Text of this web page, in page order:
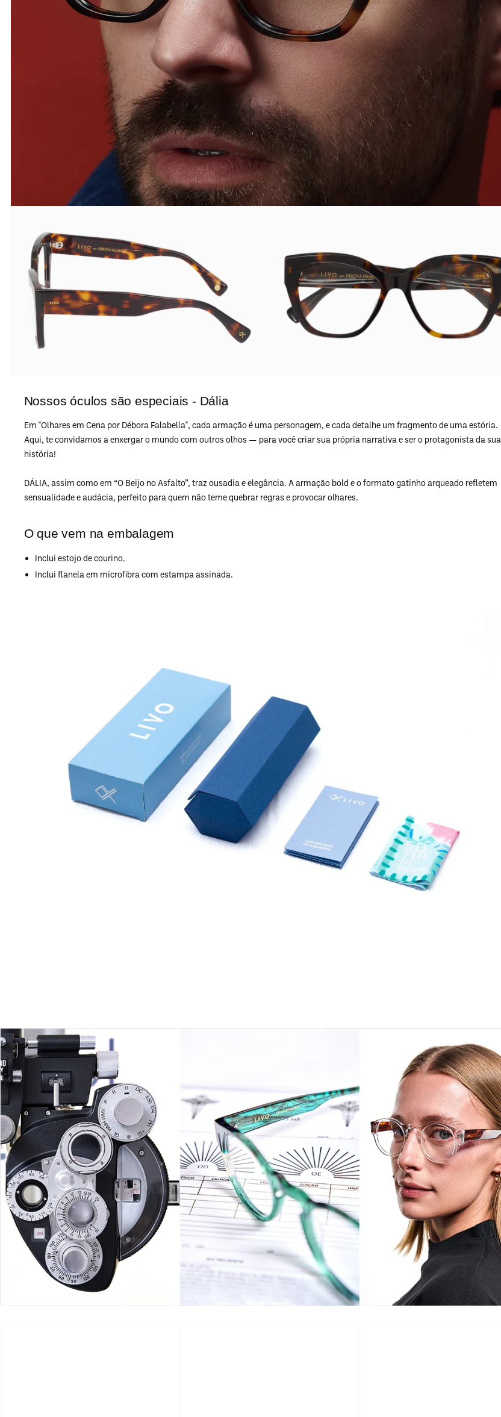
Nossos óculos são especiais - Dália
Em "Olhares em Cena por Débora Falabella", cada armação é uma personagem, e cada detalhe um fragmento de uma estória.
Aqui, te convidamos a enxergar o mundo com outros olhos — para você criar sua própria narrativa e ser o protagonista da sua
história!
DÁLIA, assim como em “O Beijo no Asfalto”, traz ousadia e elegância. A armação bold e o formato gatinho arqueado refletem
sensualidade e audácia, perfeito para quem não teme quebrar regras e provocar olhares.
O que vem na embalagem
Inclui estojo de courino.
Inclui flanela em microfibra com estampa assinada.